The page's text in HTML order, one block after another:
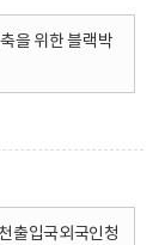
을 위한 블랙박
출입국외국인청